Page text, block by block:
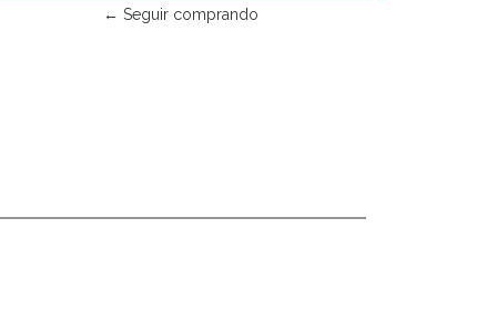
← Seguir comprando